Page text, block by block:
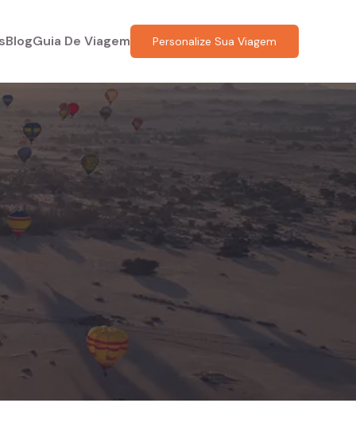
BlogGuia De Viagem Personalize Sua Viagem